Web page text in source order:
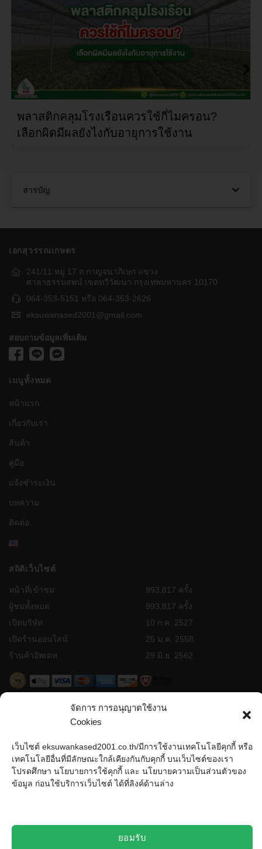
จัดการ การอนุญาตใช้งาน
Cookies
เว็บไซต์ eksuwankased2001.co.th/มีการใช้งานเทคโนโลยีคุกกี้ หรือ
เทคโนโลยีอื่นที่มีลักษณะใกล้เคียงกันกับคุกกี้ บนเว็บไซต์ของเรา
โปรดศึกษา นโยบายการใช้คุกกี้ และ นโยบายความเป็นส่วนตัวของ
ข้อมูล ก่อนใช้บริการเว็บไซต์ ได้ที่ลิงค์ด้านล่าง
ยอมรับ
พลาสติกคลุมโรงเรือนควรใช้กี่ไมครอน?
เลือกผิดมีผลยังไงกับอายุการใช้งาน
สารบัญ
เอกสุวรรณเกษตร
241/11 หมู่ 17 ถ.กาญจนาภิเษก แขวง
ศาลาธรรมสพน์ เขตทวีวัฒนา กรุงเทพมหานคร 10170
064-353-5151 หรือ 064-353-2626
eksuwanased2001@gmail.com
สอบถามข้อมูลเพิ่มเติม
เมนูทั้งหมด
หน้าแรก
เกี่ยวกับเรา
สินค้า
คู่มือ
แจ้งชำระเงิน
บทความ
ติดต่อ
สถิติเว็บไซต์
หน้าที่เข้าชม
993,817 ครั้ง
ผู้ชมทั้งหมด
993,817 ครั้ง
เปิดบริษัท
10 ก.ค. 2527
เปิดร้านออนไลน์
25 ม.ค. 2558
ร้านค้าอัพเดท
29 มิ.ย. 2562
© 2025 EksuwanKased(2001) All Rights Reserved